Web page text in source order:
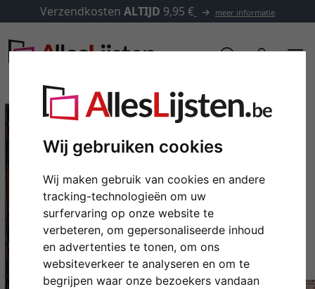
Wij gebruiken cookies
Wij maken gebruik van cookies en andere
tracking-technologieën om uw
surfervaring op onze website te
verbeteren, om gepersonaliseerde inhoud
en advertenties te tonen, om ons
websiteverkeer te analyseren en om te
begrijpen waar onze bezoekers vandaan
Verzendkosten ALTIJD 9,95 € meer informatie
Terug